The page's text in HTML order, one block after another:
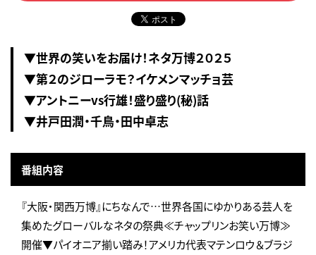
▼世界の笑いをお届け！ネタ万博２０２５
▼第２のジローラモ？イケメンマッチョ芸
▼アントニーvs行雄！盛り盛り(秘)話
▼井戸田潤・千鳥・田中卓志
番組内容
『大阪・関西万博』にちなんで…世界各国にゆかりある芸人を
集めたグローバルなネタの祭典≪チャップリンお笑い万博≫
開催▼パイオニア揃い踏み！アメリカ代表マテンロウ＆ブラジ